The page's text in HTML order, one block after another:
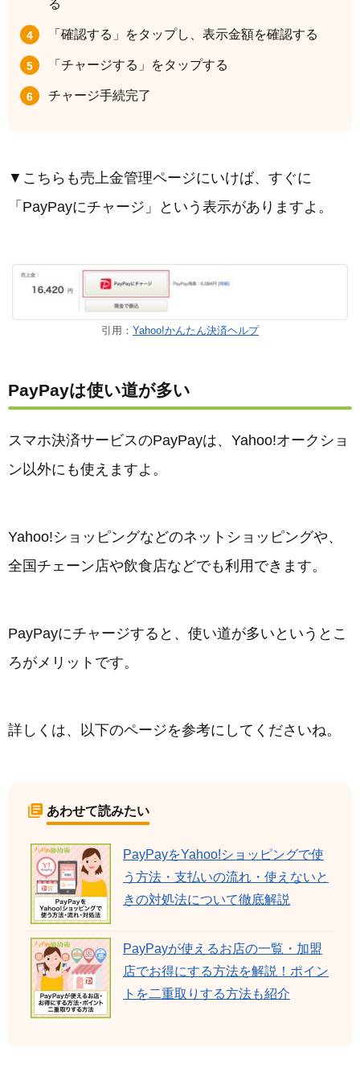
る
「確認する」をタップし、表示金額を確認する
「チャージする」をタップする
チャージ手続完了
▼こちらも売上金管理ページにいけば、すぐに
「PayPayにチャージ」という表示がありますよ。
引用： Yahoo!かんたん決済ヘルプ
PayPayは使い道が多い
スマホ決済サービスのPayPayは、Yahoo!オークショ
ン以外にも使えますよ。
Yahoo!ショッピングなどのネットショッピングや、
全国チェーン店や飲食店などでも利用できます。
PayPayにチャージすると、使い道が多いというとこ
ろがメリットです。
詳しくは、以下のページを参考にしてくださいね。
あわせて読みたい
PayPayをYahoo!ショッピングで使
う方法・支払いの流れ・使えないと
きの対処法について徹底解説
PayPayが使えるお店の一覧・加盟
店でお得にする方法を解説！ポイン
トを二重取りする方法も紹介